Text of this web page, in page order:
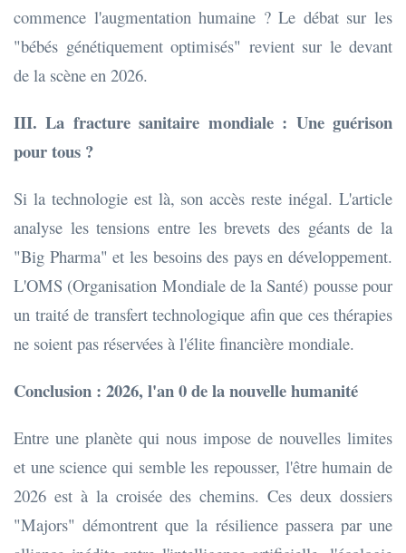
commence l'augmentation humaine ? Le débat sur les
"bébés génétiquement optimisés" revient sur le devant
de la scène en 2026.
III. La fracture sanitaire mondiale : Une guérison
pour tous ?
Si la technologie est là, son accès reste inégal. L'article
analyse les tensions entre les brevets des géants de la
"Big Pharma" et les besoins des pays en développement.
L'OMS (Organisation Mondiale de la Santé) pousse pour
un traité de transfert technologique afin que ces thérapies
ne soient pas réservées à l'élite financière mondiale.
Conclusion : 2026, l'an 0 de la nouvelle humanité
Entre une planète qui nous impose de nouvelles limites
et une science qui semble les repousser, l'être humain de
2026 est à la croisée des chemins. Ces deux dossiers
"Majors" démontrent que la résilience passera par une